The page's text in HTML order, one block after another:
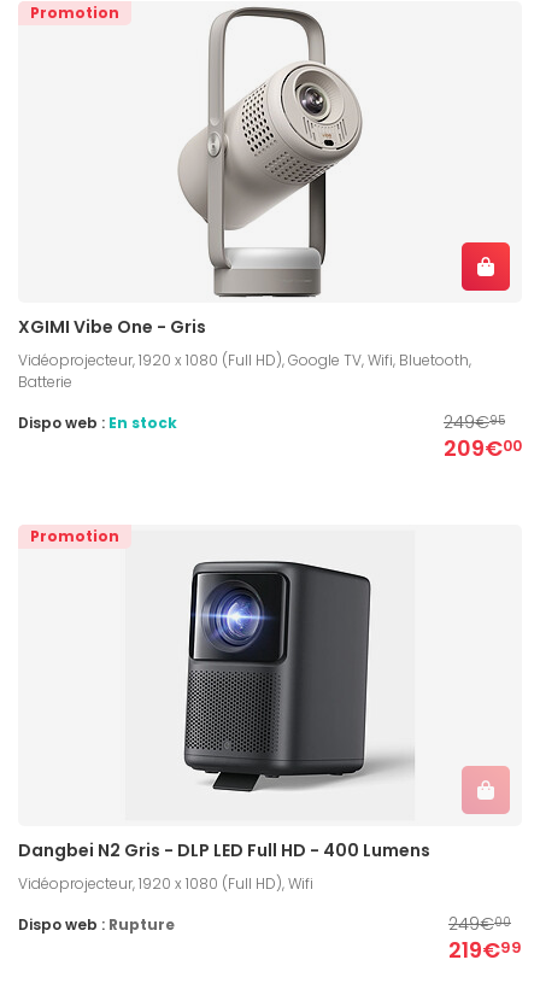
Promotion
XGIMI Vibe One - Gris
Vidéoprojecteur, 1920 x 1080 (Full HD), Google TV, Wifi, Bluetooth,
Batterie
249€95
209€00
Dispo web : En stock
Promotion
Dangbei N2 Gris - DLP LED Full HD - 400 Lumens
Vidéoprojecteur, 1920 x 1080 (Full HD), Wifi
249€00
219€99
Dispo web : Rupture